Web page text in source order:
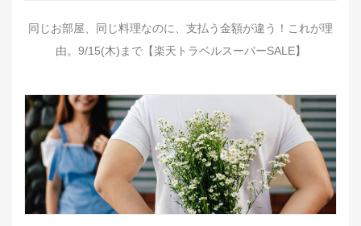
同じお部屋、同じ料理なのに、支払う金額が違う！これが理
由。9/15(木)まで【楽天トラベルスーパーSALE】